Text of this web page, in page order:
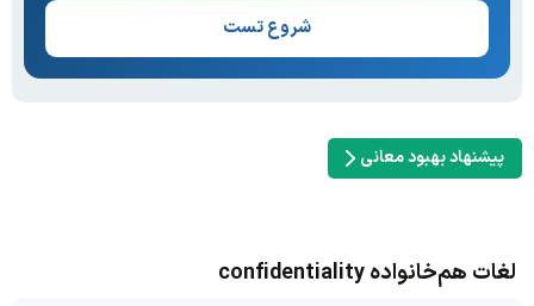
شروع تست
پیشنهاد بهبود معانی
لغات هم‌خانواده confidentiality